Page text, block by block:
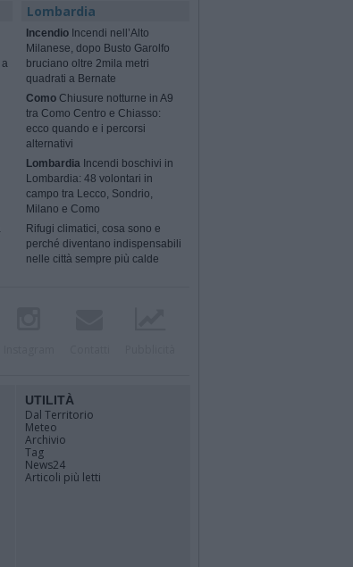
Lombardia
Incendio Incendi nell’Alto
Milanese, dopo Busto Garolfo
bruciano oltre 2mila metri
quadrati a Bernate
Como Chiusure notturne in A9
tra Como Centro e Chiasso:
ecco quando e i percorsi
alternativi
Lombardia Incendi boschivi in
Lombardia: 48 volontari in
campo tra Lecco, Sondrio,
Milano e Como
Rifugi climatici, cosa sono e
perché diventano indispensabili
nelle città sempre più calde
UTILITÀ
Dal Territorio
Meteo
Archivio
Tag
News24
Articoli più letti